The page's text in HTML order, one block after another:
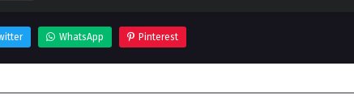
WhatsApp Pinterest